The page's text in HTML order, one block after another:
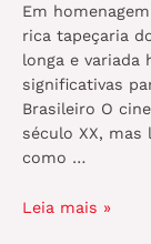
Em
rica tapeçaria
longa e
significativas
Brasileiro O
século XX, mas
como …
Celebrando
Leia mais »